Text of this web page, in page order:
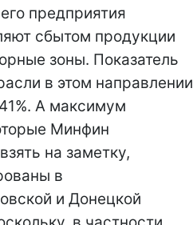
предприятия
сбытом продукции
зоны. Показатель
в этом направлении
А максимум
Минфин
на заметку,
в
и Донецкой